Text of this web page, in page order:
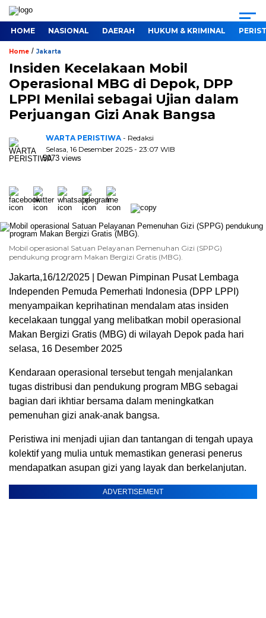
HOME NASIONAL DAERAH HUKUM & KRIMINAL
Home / Jakarta
Insiden Kecelakaan Mobil
Operasional MBG di Depok, DPP
LPPI Menilai sebagai Ujian dalam
Perjuangan Gizi Anak Bangsa
WARTA PERISTIWA - Redaksi
Selasa, 16 Desember 2025 - 23:07 WIB
5073 views
Mobil operasional Satuan Pelayanan Pemenuhan Gizi (SPPG)
pendukung program Makan Bergizi Gratis (MBG).
Jakarta,16/12/2025 | Dewan Pimpinan Pusat Lembaga
Independen Pemuda Pemerhati Indonesia (DPP LPPI)
menyampaikan keprihatinan mendalam atas insiden
kecelakaan tunggal yang melibatkan mobil operasional
Makan Bergizi Gratis (MBG) di wilayah Depok pada hari
selasa, 16 Desember 2025
Kendaraan operasional tersebut tengah menjalankan
tugas distribusi dan pendukung program MBG sebagai
bagian dari ikhtiar bersama dalam meningkatkan
pemenuhan gizi anak-anak bangsa.
Peristiwa ini menjadi ujian dan tantangan di tengah upaya
kolektif yang mulia untuk memastikan generasi penerus
mendapatkan asupan gizi yang layak dan berkelanjutan.
ADVERTISEMENT